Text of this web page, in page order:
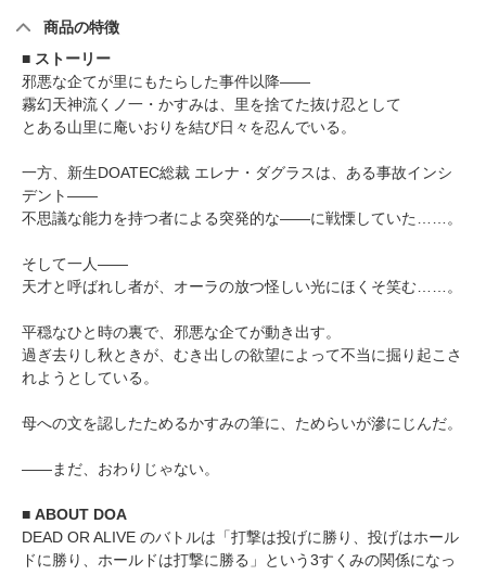
商品の特徴
■ ストーリー
邪悪な企てが里にもたらした事件以降――
霧幻天神流くノ一・かすみは、里を捨てた抜け忍として
とある山里に庵いおりを結び日々を忍んでいる。
一方、新生DOATEC総裁 エレナ・ダグラスは、ある事故インシ
デント――
不思議な能力を持つ者による突発的な――に戦慄していた……。
そして一人――
天才と呼ばれし者が、オーラの放つ怪しい光にほくそ笑む……。
平穏なひと時の裏で、邪悪な企てが動き出す。
過ぎ去りし秋ときが、むき出しの欲望によって不当に掘り起こさ
れようとしている。
母への文を認したためるかすみの筆に、ためらいが滲にじんだ。
――まだ、おわりじゃない。
■ ABOUT DOA
DEAD OR ALIVE のバトルは「打撃は投げに勝り、投げはホール
ドに勝り、ホールドは打撃に勝る」という3すくみの関係になっ